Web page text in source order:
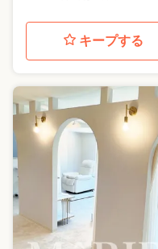
キープする